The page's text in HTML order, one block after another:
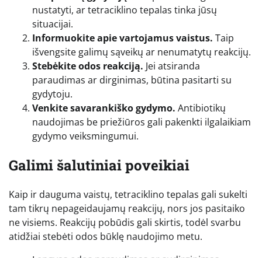
nustatyti, ar tetraciklino tepalas tinka jūsų
situacijai.
Informuokite apie vartojamus vaistus. Taip
išvengsite galimų sąveikų ar nenumatytų reakcijų.
Stebėkite odos reakciją. Jei atsiranda
paraudimas ar dirginimas, būtina pasitarti su
gydytoju.
Venkite savarankiško gydymo. Antibiotikų
naudojimas be priežiūros gali pakenkti ilgalaikiam
gydymo veiksmingumui.
Galimi šalutiniai poveikiai
Kaip ir dauguma vaistų, tetraciklino tepalas gali sukelti
tam tikrų nepageidaujamų reakcijų, nors jos pasitaiko
ne visiems. Reakcijų pobūdis gali skirtis, todėl svarbu
atidžiai stebėti odos būklę naudojimo metu.